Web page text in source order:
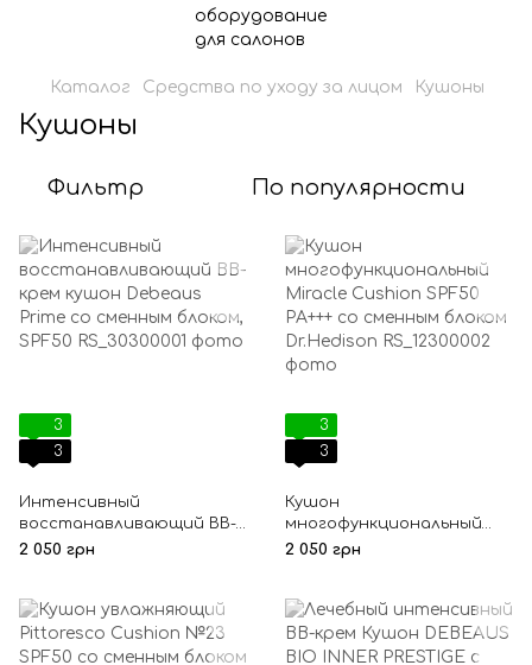
Каталог Средства по уходу за лицом Кушоны
Кушоны
Фильтр По популярности
3
3
Интенсивный
восстанавливающий BB-
крем кушон Debeaus Prime
2 050 грн
3
3
Кушон
многофункциональный
Miracle Cushion SPF50
2 050 грн